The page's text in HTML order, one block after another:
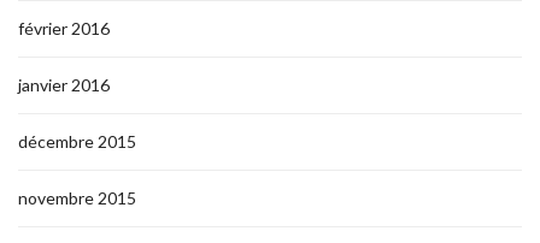
février 2016
janvier 2016
décembre 2015
novembre 2015